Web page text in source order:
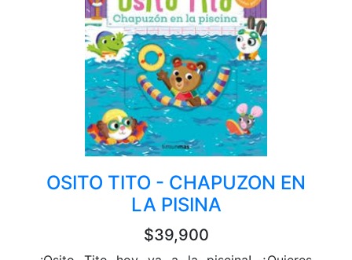
OSITO TITO - CHAPUZON EN
LA PISINA
$39,900